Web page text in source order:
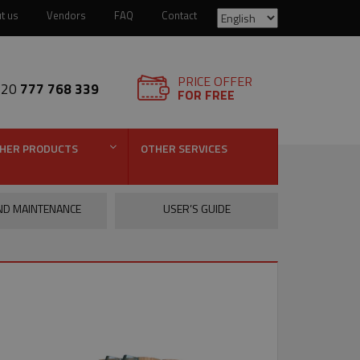
us Vendors FAQ Contact
777 768 339 PRICE OFFER
FOR FREE
PRODUCTS OTHER SERVICES
MAINTENANCE USER’S GUIDE